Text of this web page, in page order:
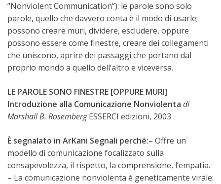
“Nonviolent Communication”): le parole sono solo
parole, quello che davvero conta è il modo di usarle;
possono creare muri, dividere, escludere, oppure
possono essere come finestre, creare dei collegamenti
che uniscono, aprire dei passaggi che portano dal
proprio mondo a quello dell’altro e viceversa.
LE PAROLE SONO FINESTRE [OPPURE MURI]
Introduzione alla Comunicazione Nonviolenta di
Marshall B. RosembergESSERCI edizioni, 2003
È segnalato in ArKani Segnali perché:– Offre un
modello di comunicazione focalizzato sulla
consapevolezza, il rispetto, la comprensione, l’empatia.
– La comunicazione nonviolenta è geneticamente virale: